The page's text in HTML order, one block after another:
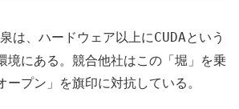
は、ハードウェア以上にCUDAという
境にある。競合他社はこの「堀」を乗
ープン」を旗印に対抗している。